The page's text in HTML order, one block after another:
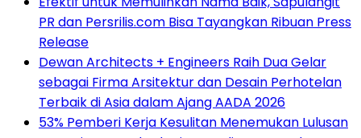
PR dan Persrilis.com Bisa Tayangkan Ribuan Press
Release
Dewan Architects + Engineers Raih Dua Gelar
sebagai Firma Arsitektur dan Desain Perhotelan
Terbaik di Asia dalam Ajang AADA 2026
53% Pemberi Kerja Kesulitan Menemukan Lulusan